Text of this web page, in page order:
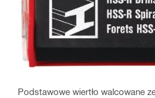
Podstawowe wiertło walcowane